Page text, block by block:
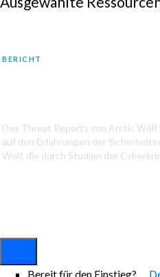
BERICHT
Des Threat Reports von Arctic Wolf
auf den Erfahrungen der
Wolf, die durch Studien der
Bereit für den Einstieg?